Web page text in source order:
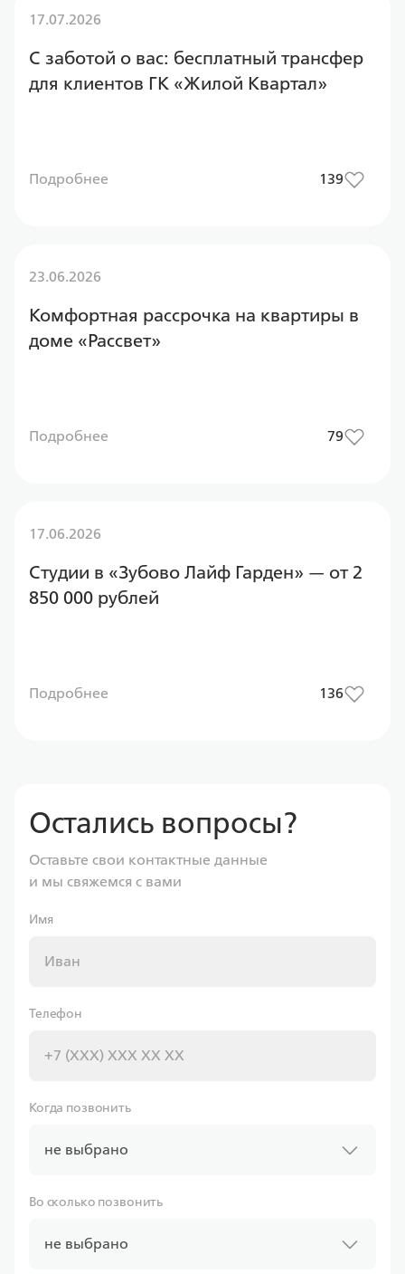
17.07.2026
С заботой о вас: бесплатный трансфер
для клиентов ГК «Жилой Квартал»
Подробнее 139
23.06.2026
Комфортная рассрочка на квартиры в
доме «Рассвет»
Подробнее 79
17.06.2026
Студии в «Зубово Лайф Гарден» — от 2
850 000 рублей
Подробнее 136
Остались вопросы?
Оставьте свои контактные данные
и мы свяжемся с вами
Имя
Телефон
Когда позвонить
не выбрано
Во сколько позвонить
не выбрано